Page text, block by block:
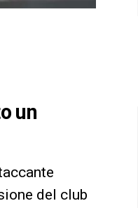
un
del club